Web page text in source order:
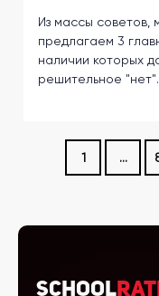
Из массы советов,
предлагаем 3
наличии которых
решительное "нет".
1 ...
School